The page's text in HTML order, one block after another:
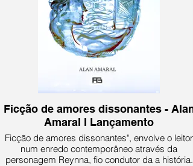
Ficção de amores dissonantes - Alan
Amaral l Lançamento
Ficção de amores dissonantes", envolve o leitor
num enredo contemporâneo através da
personagem Reynna, fio condutor da a história.